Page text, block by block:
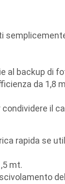
al backup di
da 1,8
il
rapida se
mt.